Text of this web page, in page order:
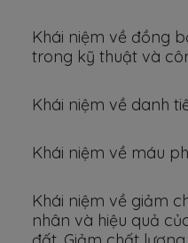
Khái niệm về đồng
trong kỹ thuật và
Khái niệm về danh
Khái niệm về máu
Khái niệm về giảm
nhân và hiệu quả